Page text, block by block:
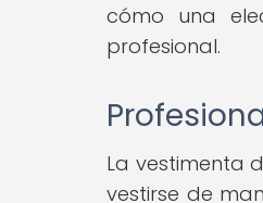
cómo una
profesional.
La vestimenta
vestirse de